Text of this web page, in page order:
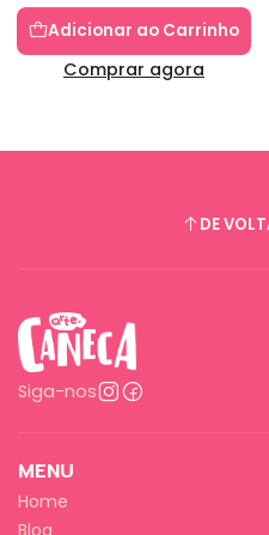
Adicionar ao Carrinho
Comprar agora
DE
Siga-nos
MENU
Home
Blog